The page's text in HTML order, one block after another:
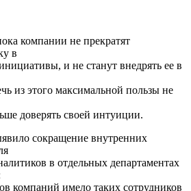
компании не прекратят
в
и не станут внедрять ее в
из этого максимальной пользы не
доверять своей интуиции.
сокращение внутренних
в отдельных департаментах
компаний имело таких сотрудников